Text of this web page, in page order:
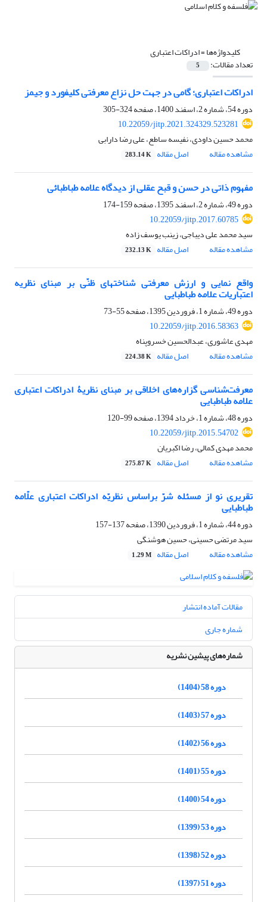
کلیدواژه‌ها =ادراکات اعتباری
تعداد مقالات: 5
ادراکات اعتباری؛ گامی در جهت حل نزاع معرفتی کلیفورد و جیمز
دوره 54، شماره 2، اسفند 1400، صفحه
324-305
10.22059/jitp.2021.324329.523281
محمد حسین داودی، نفیسه ساطع، علی رضا دارابی
مشاهده مقاله
اصل مقاله 283.14 K
مفهوم ذاتی در حسن و قبح عقلی از دیدگاه علامه طباطبائی
دوره 49، شماره 2، اسفند 1395، صفحه
159-174
10.22059/jitp.2017.60785
سید محمد علی دیباجی، زینب یوسف زاده
مشاهده مقاله
اصل مقاله 232.13 K
واقع نمایی و ارزش معرفتی شناختهای ظنّی بر مبنای نظریه
اعتباریات علامه طباطبایی
دوره 49، شماره 1، فروردین 1395، صفحه
55-73
10.22059/jitp.2016.58363
مهدی عاشوری، عبدالحسین خسروپناه
مشاهده مقاله
اصل مقاله 224.38 K
معرفت‌شناسی گزاره‌های اخلاقی بر مبنای نظریۀ ادراکات اعتباری
علامه طباطبایی
دوره 48، شماره 1، خرداد 1394، صفحه
99-120
10.22059/jitp.2015.54702
محمد مهدی کمالی، رضا اکبریان
مشاهده مقاله
اصل مقاله 275.87 K
تقریری نو از مسئله شرّ براساس نظریّه ادراکات اعتباری علّامه
طباطبایی
دوره 44، شماره 1، فروردین 1390، صفحه
137-157
سید مرتضی حسینی، حسین هوشنگی
مشاهده مقاله
اصل مقاله 1.29 M
مقالات آماده انتشار
شماره جاری
شماره‌های پیشین نشریه
دوره 58 (1404)
دوره 57 (1403)
دوره 56 (1402)
دوره 55 (1401)
دوره 54 (1400)
دوره 53 (1399)
دوره 52 (1398)
دوره 51 (1397)